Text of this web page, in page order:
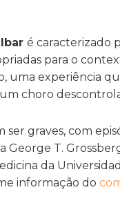
é caracterizado
para o
uma experiência
choro
ser graves, com
George T.
da
informação do